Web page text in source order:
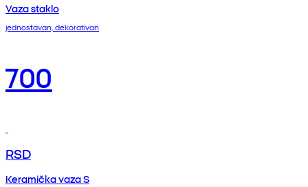
Vaza staklo
jednostavan, dekorativan
700
RSD
Keramička vaza S